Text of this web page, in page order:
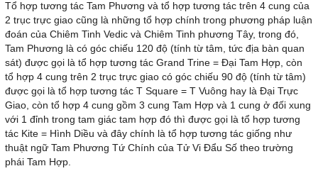
Tổ hợp tương tác Tam Phương và tổ hợp tương tác trên 4 cung của
2 trục trực giao cũng là những tổ hợp chính trong phương pháp luận
đoán của Chiêm Tinh Vedic và Chiêm Tinh phương Tây, trong đó,
Tam Phương là có góc chiếu 120 độ (tính từ tâm, tức địa bàn quan
sát) được gọi là tổ hợp tương tác Grand Trine = Đại Tam Hợp, còn
tổ hợp 4 cung trên 2 trục trực giao có góc chiếu 90 độ (tính từ tâm)
được gọi là tổ hợp tương tác T Square = T Vuông hay là Đại Trực
Giao, còn tổ hợp 4 cung gồm 3 cung Tam Hợp và 1 cung ở đối xung
với 1 đỉnh trong tam giác tam hợp đó thì được gọi là tổ hợp tương
tác Kite = Hình Diều và đây chính là tổ hợp tương tác giống như
thuật ngữ Tam Phương Tứ Chính của Tử Vi Đẩu Số theo trường
phái Tam Hợp.